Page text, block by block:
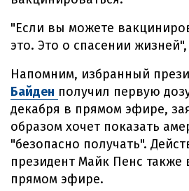
"Если вы можете
это. Это о спасении
Напомним, избранный
Байден получил первую
декабря в прямом эфире,
образом хочет показать
"безопасно получать".
президент Майк Пенс также
прямом эфире.